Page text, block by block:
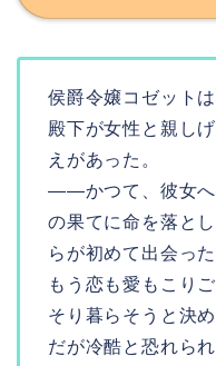
侯爵令嬢コゼット
殿下が女性と親し
えがあった。
――かつて、彼女へ
の果てに命を落と
らが初めて出会っ
もう恋も愛もこり
そり暮らそうと決
だが冷酷と恐れら